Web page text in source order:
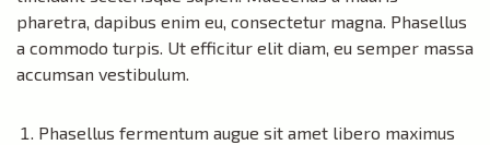
pharetra, dapibus enim eu, consectetur magna. Phasellus
a commodo turpis. Ut efficitur elit diam, eu semper massa
accumsan vestibulum.
Phasellus fermentum augue sit amet libero maximus